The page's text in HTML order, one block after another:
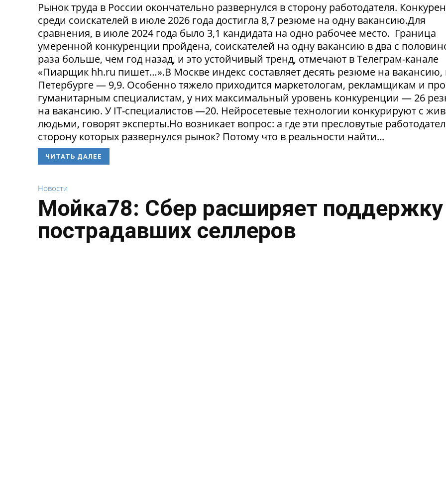
Рынок труда в России окончательно развернулся в сторону работодателя.
среди соискателей в июле 2026 года достигла 8,7 резюме на одну вакансию.Для
сравнения, в июле 2024 года было 3,1 кандидата на одно рабочее место. Граница
умеренной конкуренции пройдена, соискателей на одну вакансию в два с
раза больше, чем год назад, и это устойчивый тренд, отмечают в Телеграм-канале
«Пиарщик hh.ru пишет…».В Москве индекс составляет десять резюме на вакансию,
Петербурге — 9,9. Особенно тяжело приходится маркетологам, рекламщикам и
гуманитарным специалистам, у них максимальный уровень конкуренции — 26
на вакансию. У IT-специалистов —20. Нейросетевые технологии конкурируют с
людьми, говорят эксперты.Но возникает вопрос: а где эти пресловутые
сторону которых развернулся рынок? Потому что в реальности найти...
ЧИТАТЬ ДАЛЕЕ
Новости
Мойка78: Сбер расширяет поддержку
пострадавших селлеров